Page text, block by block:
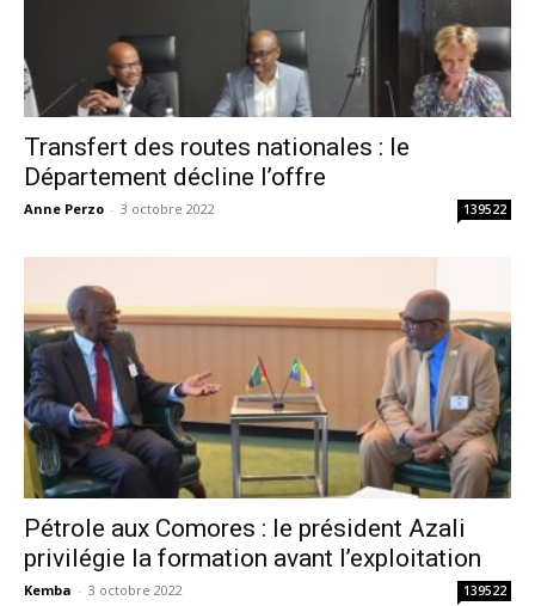
Transfert des routes nationales : le
Département décline l’offre
Anne Perzo - 3 octobre 2022 139522
Pétrole aux Comores : le président Azali
privilégie la formation avant l’exploitation
Kemba - 3 octobre 2022 139522